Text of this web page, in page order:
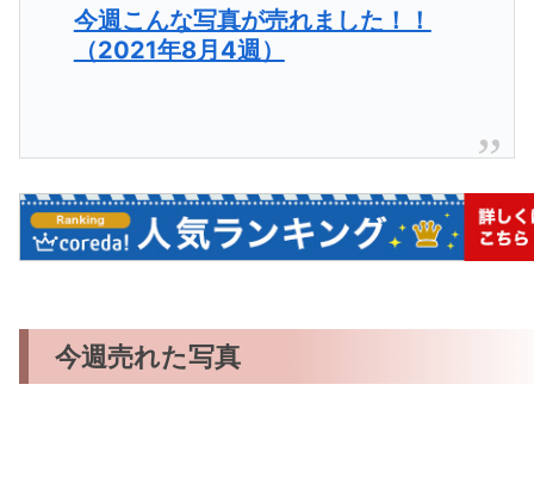
今週こんな写真が売れました！！
（2021年8月4週）
今週売れた写真